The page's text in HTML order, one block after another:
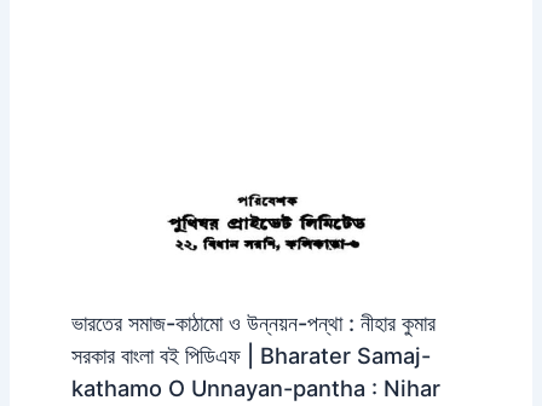
ভারতের সমাজ-কাঠামো ও উন্নয়ন-পন্থা : নীহার কুমার
সরকার বাংলা বই পিডিএফ | Bharater Samaj-
kathamo O Unnayan-pantha : Nihar